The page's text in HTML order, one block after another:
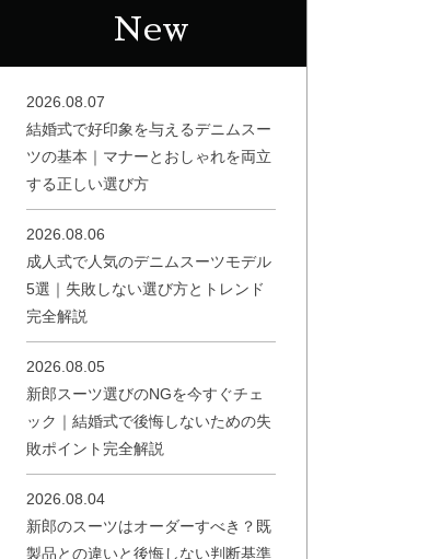
New
2026.08.07
結婚式で好印象を与えるデニムスー
ツの基本｜マナーとおしゃれを両立
する正しい選び方
2026.08.06
成人式で人気のデニムスーツモデル
5選｜失敗しない選び方とトレンド
完全解説
2026.08.05
新郎スーツ選びのNGを今すぐチェ
ック｜結婚式で後悔しないための失
敗ポイント完全解説
2026.08.04
新郎のスーツはオーダーすべき？既
製品との違いと後悔しない判断基準